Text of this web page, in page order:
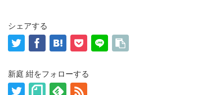
シェアする
新庭 紺をフォローする